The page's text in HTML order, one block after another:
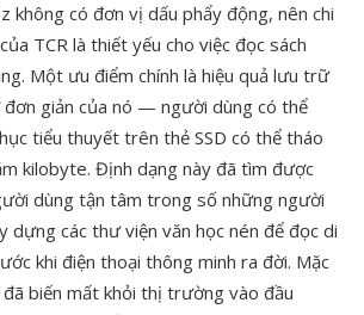
không có đơn vị dấu phẩy động, nên chi
TCR là thiết yếu cho việc đọc sách
Một ưu điểm chính là hiệu quả lưu trữ
đơn giản của nó — người dùng có thể
tiểu thuyết trên thẻ SSD có thể tháo
kilobyte. Định dạng này đã tìm được
dùng tận tâm trong số những người
dựng các thư viện văn học nén để đọc di
khi điện thoại thông minh ra đời. Mặc
biến mất khỏi thị trường vào đầu